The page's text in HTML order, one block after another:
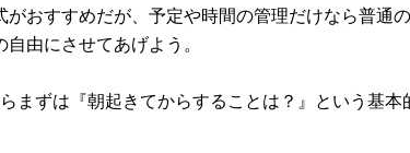
おすすめだが、予定や時間の管理だけなら普通
由にさせてあげよう。
まずは『朝起きてからすることは？』という基